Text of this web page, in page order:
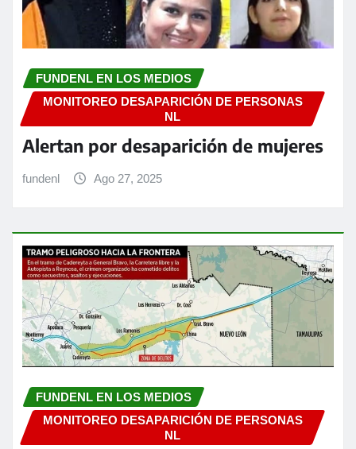
FUNDENL EN LOS MEDIOS
MONITOREO DESAPARICIÓN DE PERSONAS
NL
Alertan por desaparición de mujeres
fundenl Ago 27, 2025
FUNDENL EN LOS MEDIOS
MONITOREO DESAPARICIÓN DE PERSONAS
NL